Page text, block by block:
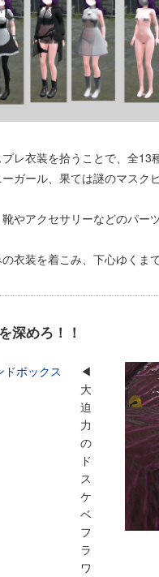
レ衣装を拾うことで、全13
ガール、果ては謎のマスク
やアクセサリーなどのパー
衣装を着こみ、下心ゆくま
深めろ！！
◀
大
迫
力
の
ド
ス
ケ
ベ
フ
ラ
ワ